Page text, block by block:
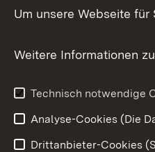
Weitere
Um unsere Webseite
Weitere Informationen
Technisch notwendige
Analyse-Cookies (Die
Drittanbieter-Cookies